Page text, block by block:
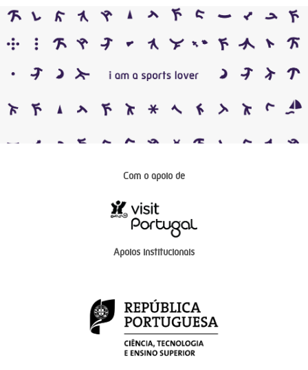
Com o apoio de
Apoios institucionais